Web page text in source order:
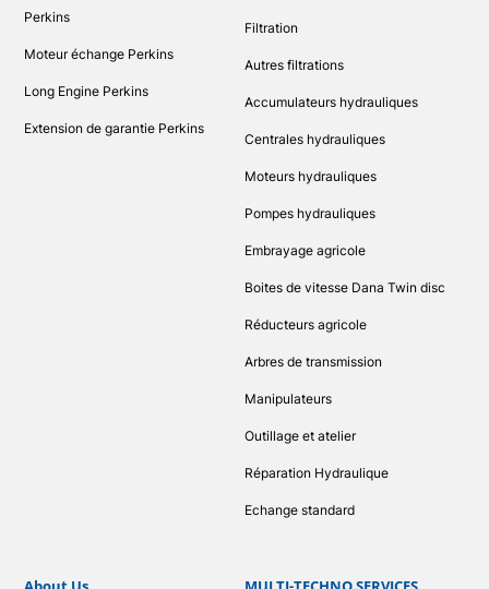
Perkins
Moteur échange Perkins
Long Engine Perkins
Extension de garantie Perkins
Filtration
Autres filtrations
Accumulateurs hydrauliques
Centrales hydrauliques
Moteurs hydrauliques
Pompes hydrauliques
Embrayage agricole
Boites de vitesse Dana Twin disc
Réducteurs agricole
Arbres de transmission
Manipulateurs
Outillage et atelier
Réparation Hydraulique
Echange standard